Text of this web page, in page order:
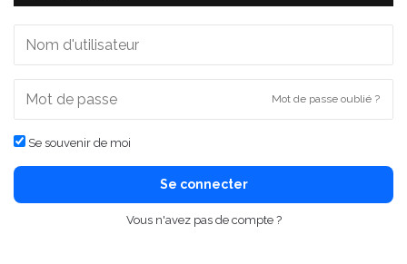
Mot de passe oublié ?
Se souvenir de moi
Se connecter
Vous n'avez pas de compte ?